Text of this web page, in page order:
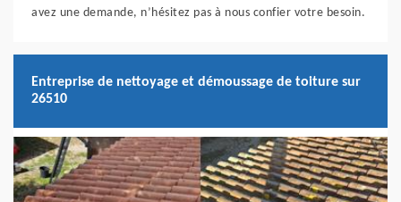
avez une demande, n’hésitez pas à nous confier votre besoin.
Entreprise de nettoyage et démoussage de toiture sur
26510